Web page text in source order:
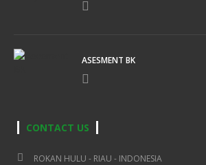
ASESMENT BK
CONTACT US
ROKAN HULU - RIAU - INDONESIA